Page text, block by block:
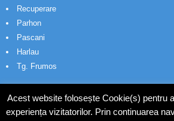
Recuperare
Parhon
Pascani
Harlau
Tg. Frumos
Acest website folosește Cookie(s) pentru
experiența vizitatorilor. Prin continuarea